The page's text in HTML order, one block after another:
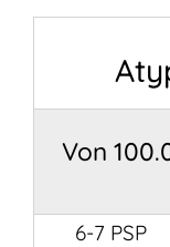
Von
6-7 PSP